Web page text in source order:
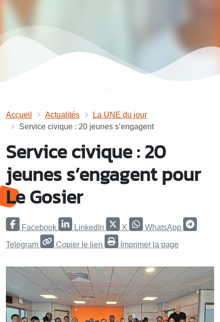
Accueil Actualités
La UNE du jour
Service civique : 20 jeunes s’engagent
Service civique : 20
jeunes s’engagent pour
Le Gosier
Facebook LinkedIn X WhatsApp
Telegram Copier le lien Imprimer la page